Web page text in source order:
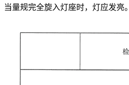
当量规完全旋入灯座时，灯应发亮。